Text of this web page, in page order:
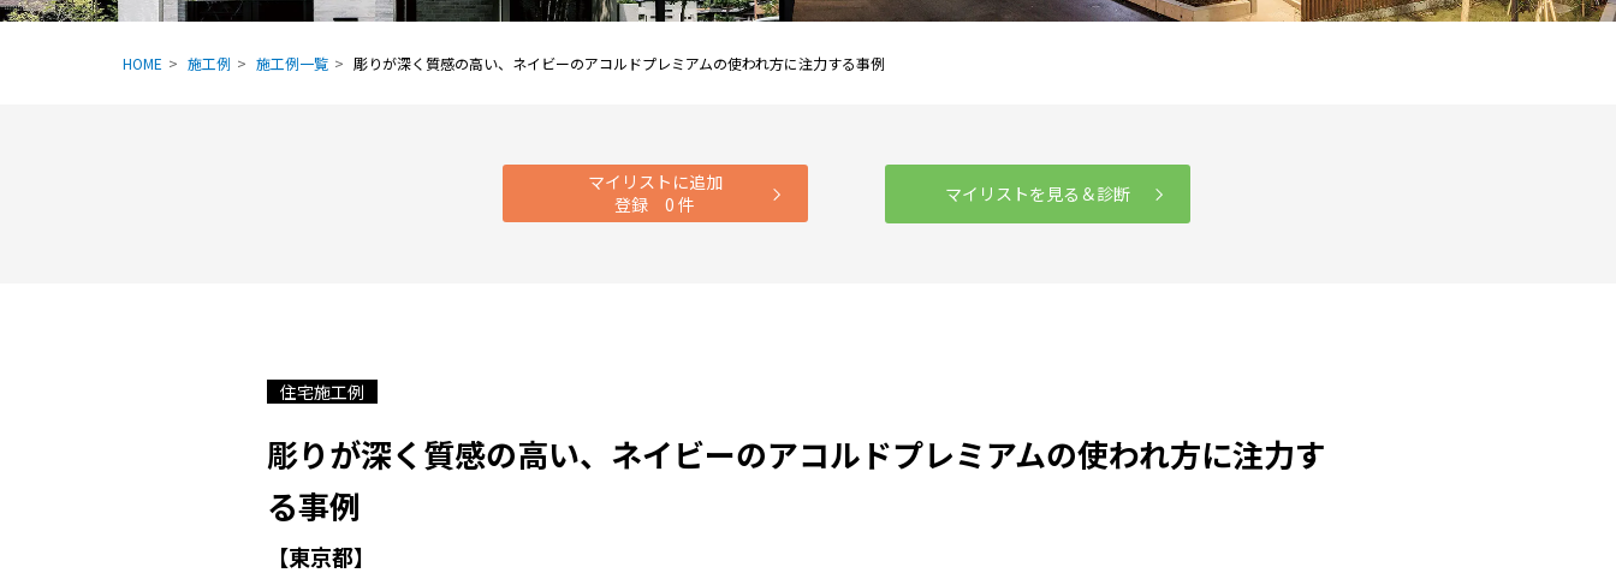
HOME 施工例 施工例一覧 彫りが深く質感の高い、ネイビーのアコルドプレミアムの使われ方に注力する事例
マイリストに追加
登録0 件 マイリストを見る＆診断
住宅施工例
彫りが深く質感の高い、ネイビーのアコルドプレミアムの使われ方に注力す
る事例
【東京都】